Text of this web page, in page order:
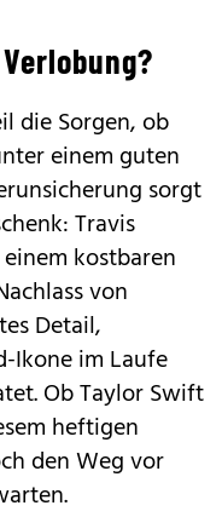
die Sorgen, ob
einem guten
sorgt
Travis
kostbaren
von
Detail,
Ikone im Laufe
Ob Taylor Swift
heftigen
den Weg vor